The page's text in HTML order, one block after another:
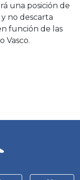
una posición de
no descarta
función de las
Vasco.